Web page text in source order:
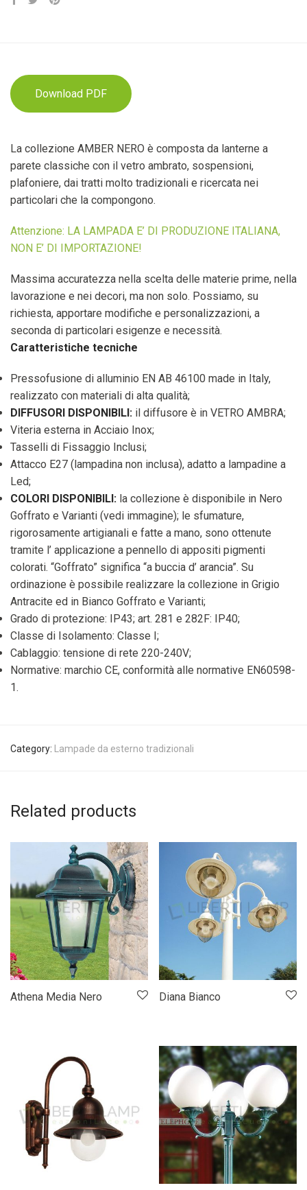
Download PDF
La collezione AMBER NERO è composta da lanterne a
parete classiche con il vetro ambrato, sospensioni,
plafoniere, dai tratti molto tradizionali e ricercata nei
particolari che la compongono.
Attenzione: LA LAMPADA E’ DI PRODUZIONE ITALIANA,
NON E’ DI IMPORTAZIONE!
Massima accuratezza nella scelta delle materie prime, nella
lavorazione e nei decori, ma non solo. Possiamo, su
richiesta, apportare modifiche e personalizzazioni, a
seconda di particolari esigenze e necessità.
Caratteristiche tecniche
Pressofusione di alluminio EN AB 46100 made in Italy,
realizzato con materiali di alta qualità;
DIFFUSORI DISPONIBILI: il diffusore è in VETRO AMBRA;
Viteria esterna in Acciaio Inox;
Tasselli di Fissaggio Inclusi;
Attacco E27 (lampadina non inclusa), adatto a lampadine a
Led;
COLORI DISPONIBILI: la collezione è disponibile in Nero
Goffrato e Varianti (vedi immagine); le sfumature,
rigorosamente artigianali e fatte a mano, sono ottenute
tramite l’ applicazione a pennello di appositi pigmenti
colorati. “Goffrato” significa “a buccia d’ arancia”. Su
ordinazione è possibile realizzare la collezione in Grigio
Antracite ed in Bianco Goffrato e Varianti;
Grado di protezione: IP43; art. 281 e 282F: IP40;
Classe di Isolamento: Classe I;
Cablaggio: tensione di rete 220-240V;
Normative: marchio CE, conformità alle normative EN60598-
1.
Category: Lampade da esterno tradizionali
Related products
Athena Media Nero Diana Bianco